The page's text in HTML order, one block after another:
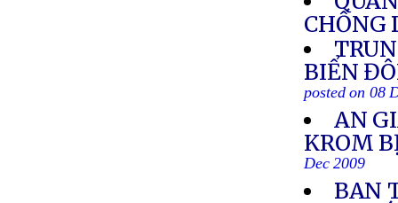
CHỐNG
BIỂN
posted on 08
AN
KROM
Dec 2009
BAN